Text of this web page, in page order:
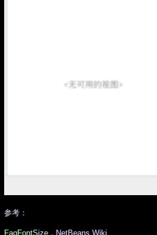
参考：
FaqFontSize，NetBeans Wiki